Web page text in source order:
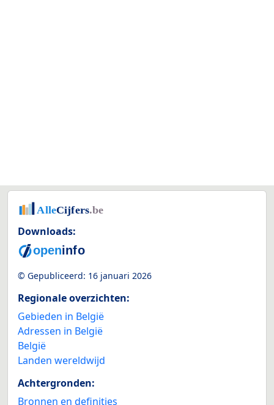
Downloads:
© Gepubliceerd: 16 januari 2026
Regionale overzichten:
Gebieden in België
Adressen in België
België
Landen wereldwijd
Achtergronden:
Bronnen en definities